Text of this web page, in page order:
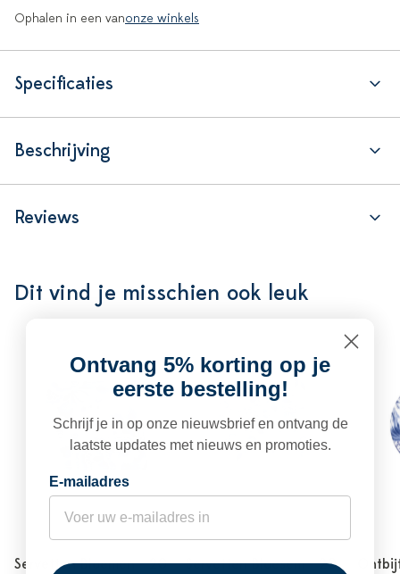
Ophalen in een vanonze winkels
Specificaties
Beschrijving
Reviews
Dit vind je misschien ook leuk
Servetten Bloemen - 20
Servetten Bloesem - 20
Ontvang 5% korting op je
eerste bestelling!
Schrijf je in op onze nieuwsbrief en ontvang de
laatste updates met nieuws en promoties.
E-mailadres